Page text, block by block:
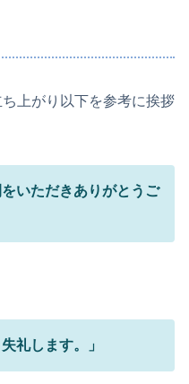
上がり以下を参考に挨拶
いただきありがとうご
礼します。」